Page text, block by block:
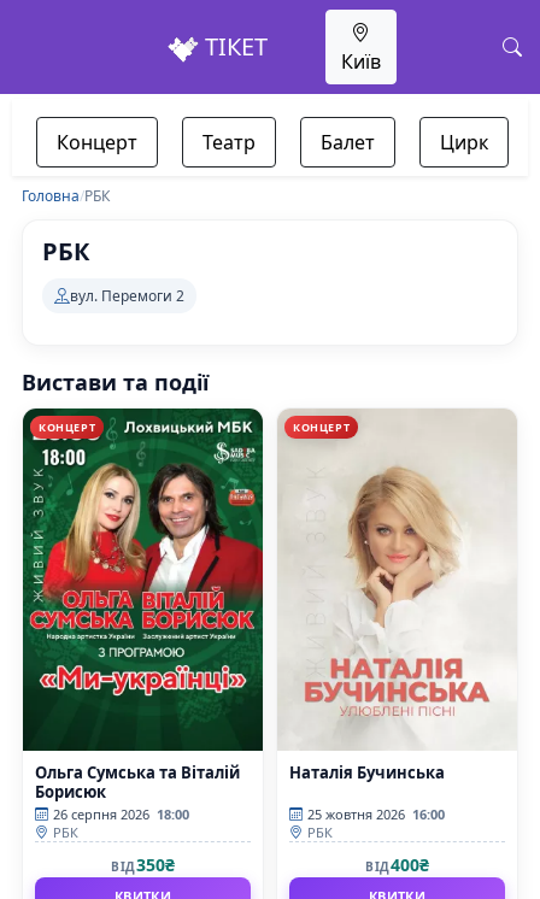
ТІКЕТ Київ
Концерт Театр Балет Цирк
Головна/РБК
РБК
вул. Перемоги 2
Вистави та події
КОНЦЕРТ
Ольга Сумська та Віталій
Борисюк
26 серпня 2026 18:00
РБК
ВІД350₴
КОНЦЕРТ
Наталія Бучинська
25 жовтня 2026 16:00
РБК
ВІД400₴